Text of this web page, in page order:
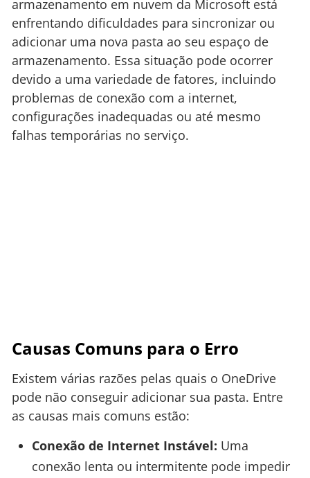
armazenamento em nuvem da Microsoft está
enfrentando dificuldades para sincronizar ou
adicionar uma nova pasta ao seu espaço de
armazenamento. Essa situação pode ocorrer
devido a uma variedade de fatores, incluindo
problemas de conexão com a internet,
configurações inadequadas ou até mesmo
falhas temporárias no serviço.
Causas Comuns para o Erro
Existem várias razões pelas quais o OneDrive
pode não conseguir adicionar sua pasta. Entre
as causas mais comuns estão:
Conexão de Internet Instável: Uma
conexão lenta ou intermitente pode impedir